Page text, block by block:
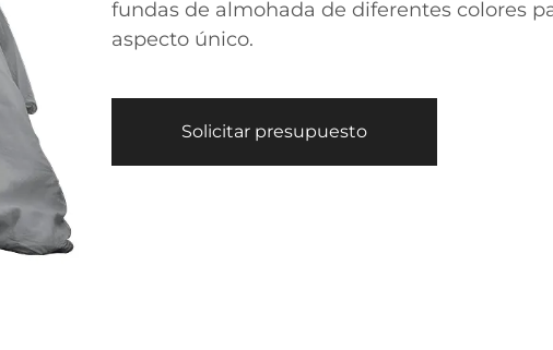
fundas de almohada de diferentes colores
aspecto único.
Solicitar presupuesto